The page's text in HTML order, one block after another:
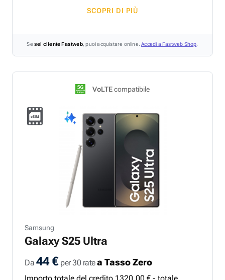
SCOPRI DI PIÙ
Sesei cliente Fastweb, puoi acquistare online.Accedi a Fastweb Shop
VoLTEcompatibile
Samsung
Galaxy S25 Ultra
Da 44 €per 30 ratea Tasso Zero